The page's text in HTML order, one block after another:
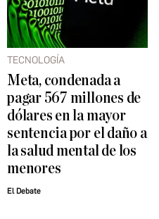
TECNOLOGÍA
Meta, condenada a
pagar 567 millones de
dólares en la mayor
sentencia por el daño a
la salud mental de los
menores
El Debate